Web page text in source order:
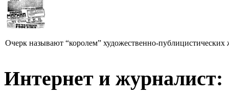
Очерк называют “королем” художественно-публицистических
Интернет и журналист: